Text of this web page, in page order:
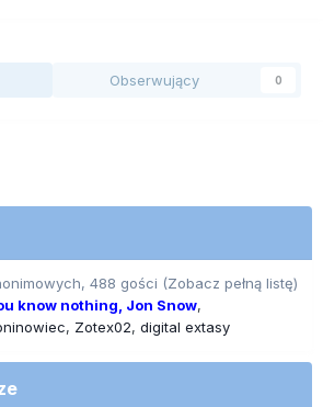
Obserwujący 0
488 gości (Zobacz pełną listę)
know nothing, Jon Snow
Zotex02 digital extasy